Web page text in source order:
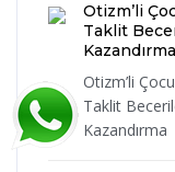
Otizm’li
Taklit
Kazandırma
Otizm’li
Taklit
Kazandırma